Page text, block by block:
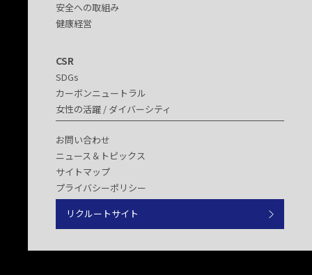
安全への取組み
健康経営
CSR
SDGs
カーボンニュートラル
女性の活躍 / ダイバーシティ
お問い合わせ
ニュース＆トピックス
サイトマップ
プライバシーポリシー
リクルートサイト